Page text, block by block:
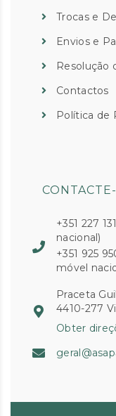
Trocas e
Envios e
Resolução
Contactos
Política de
+351 227
nacional)
+351 925
móvel
Praceta
4410-277
Obter